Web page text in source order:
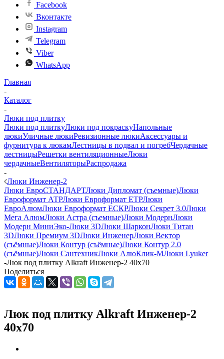
Facebook
Вконтакте
Instagram
Telegram
Viber
WhatsApp
Главная
-
Каталог
-
Люки под плитку
Люки под плиткуЛюки под покраскуНапольные
люкиУличные люкиРевизионные люкиАксессуары и
фурнитура к люкамЛестницы в подвал и погребЧердачные
лестницыРешетки вентиляционныеЛюки
чердачныеВентиляторыРаспродажа
-
Люки Инженер-2
Люки ЕвроСТАНДАРТЛюки Дипломат (съемные)Люки
Евроформат АТРЛюки Евроформат ЕТРЛюки
ЕвроАлюмЛюки Евроформат ЕСКРЛюки Секрет 3.0Люки
Мега АлюмЛюки Астра (съемные)Люки МодернЛюки
Модерн МиниЭко-Люки 3DЛюки ШарконЛюки Титан
3DЛюки Премиум 3DЛюки ИнженерЛюки Вектор
(съёмные)Люки Контур (съёмные)Люки Контур 2.0
(съёмные)Люки СантехникЛюки АлюКлик-МЛюки Lyuker
-Люк под плитку Alkraft Инженер-2 40х70
Поделиться
Люк под плитку Alkraft Инженер-2
40х70